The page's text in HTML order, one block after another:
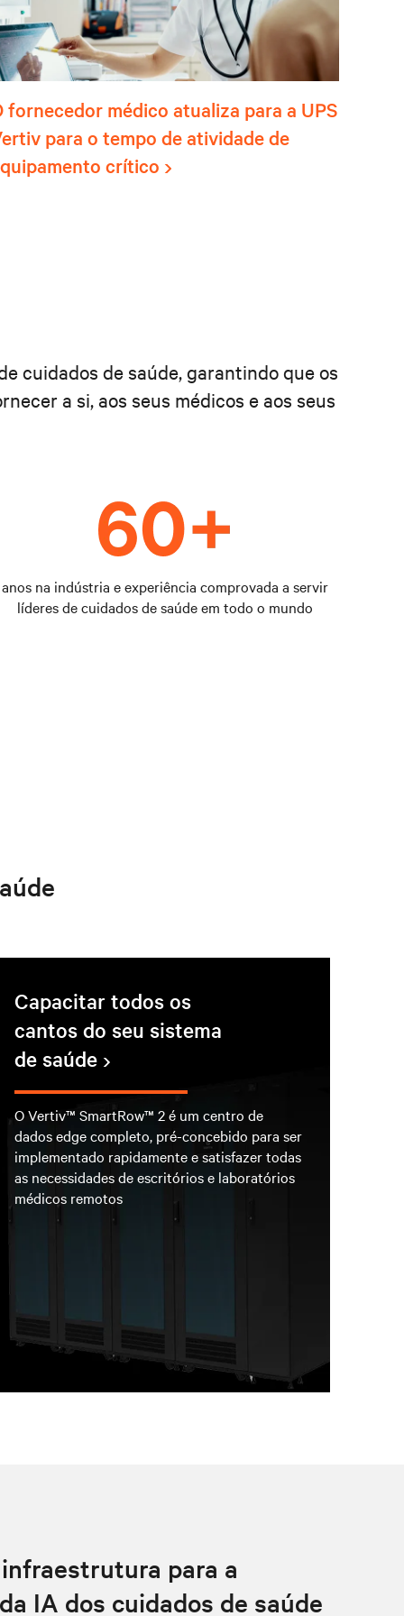
fornecedor médico atualiza para a UPS
para o tempo de atividade de
crítico
cuidados de saúde, garantindo que os
a si, aos seus médicos e aos seus
anos na indústria e experiência comprovada a servir
líderes de cuidados de saúde em todo o mundo
Capacitar todos os
cantos do seu sistema
de saúde
O Vertiv™ SmartRow™ 2 é um centro de
dados edge completo, pré-concebido para ser
implementado rapidamente e satisfazer todas
as necessidades de escritórios e laboratórios
médicos remotos
para a
IA dos cuidados de saúde